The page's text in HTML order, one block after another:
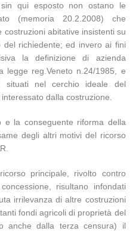
sin qui esposto non ostano le
(memoria 20.2.2008) che
costruzioni abitative insistenti su
richiedente; ed invero ai fini
la definizione di azienda
legge reg.Veneto n.24/1985, e
nel cerchio ideale del
dalla costruzione.
e la conseguente riforma della
degli altri motivi del ricorso
principale, rivolto contro
risultano infondati
irrilevanza di altre costruzioni
fondi agricoli di proprietà del
anche dalla terza censura) il